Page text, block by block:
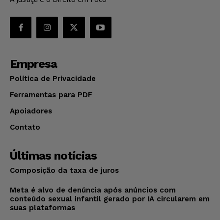
Empresa
Política de Privacidade
Ferramentas para PDF
Apoiadores
Contato
Últimas notícias
Composição da taxa de juros
Meta é alvo de denúncia após anúncios com
conteúdo sexual infantil gerado por IA circularem em
suas plataformas